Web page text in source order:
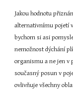
Jakou hodnotu
alternativnímu pojetí
bychom si asi
nemožnost dýchání
organismu a ne jen v
současný posun v
ovlivňuje všechny